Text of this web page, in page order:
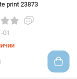
print 23873
01